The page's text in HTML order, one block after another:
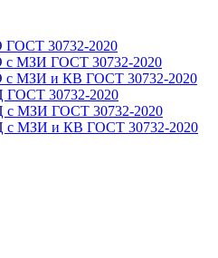
30732-2020
с МЗИ ГОСТ 30732-2020
с МЗИ и КВ ГОСТ 30732-2020
ГОСТ 30732-2020
с МЗИ ГОСТ 30732-2020
с МЗИ и КВ ГОСТ 30732-2020